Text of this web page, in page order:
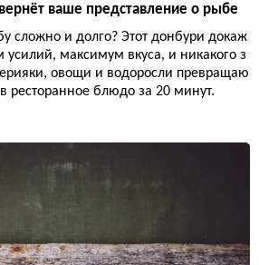
ваше представление о рыбе
сложно и долго? Этот донбури докаж
максимум вкуса, и никакого з
овощи и водоросли превращаю
ресторанное блюдо за 20 минут.